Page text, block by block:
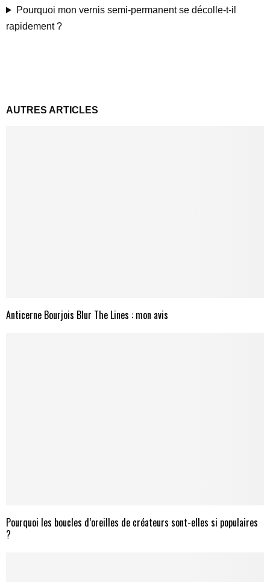
Pourquoi mon vernis semi-permanent se décolle-t-il
rapidement ?
AUTRES ARTICLES
Anticerne Bourjois Blur The Lines : mon avis
Pourquoi les boucles d’oreilles de créateurs sont-elles si populaires
?